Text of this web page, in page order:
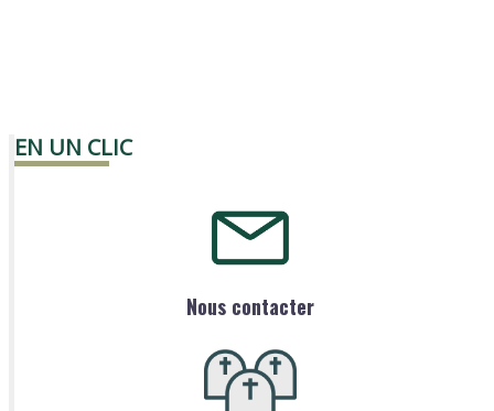
EN UN CLIC
Nous contacter